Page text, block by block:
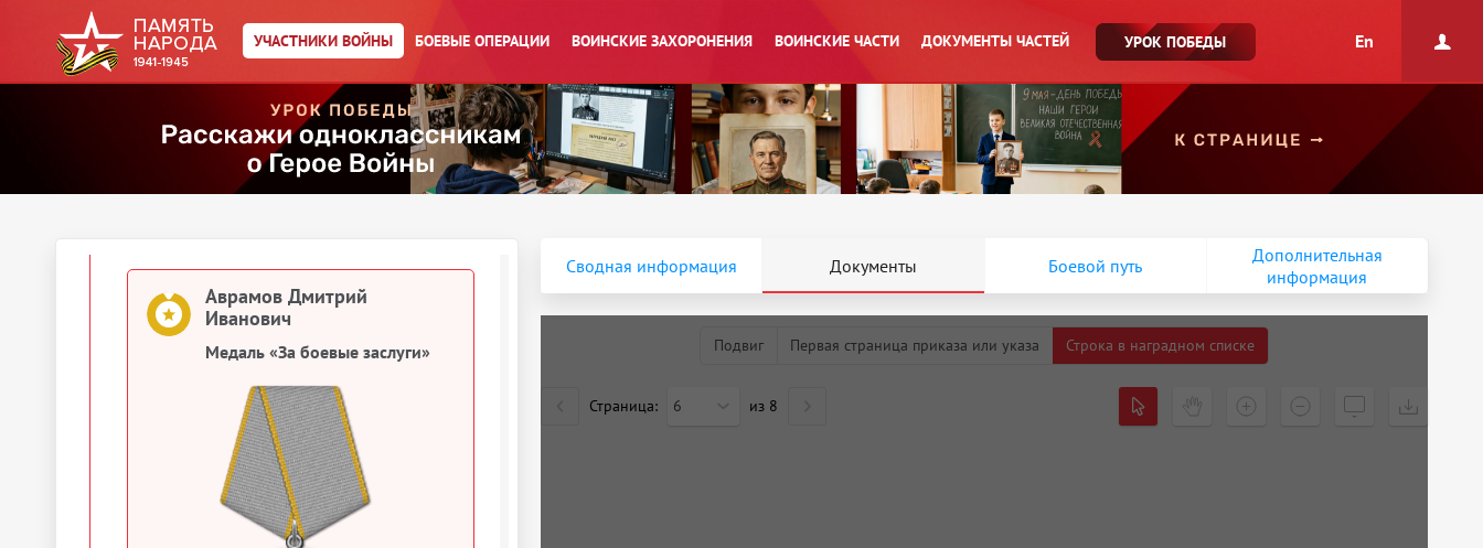
УЧАСТНИКИ ВОЙНЫ БОЕВЫЕ ОПЕРАЦИИ ВОИНСКИЕ ЗАХОРОНЕНИЯ ВОИНСКИЕ ЧАСТИ ДОКУМЕНТЫ ЧАСТЕЙ УРОК ПОБЕДЫ En
1945
Документы о награждении
Аврамов Дмитрий Иванович
Аврамов Дмитрий
Иванович
Медаль «За боевые заслуги»
Сводная информация Документы Боевой путь
Дополнительная
информация
Подвиг Первая страница приказа или указа Строка в наградном списке
Страница: 6 из 8